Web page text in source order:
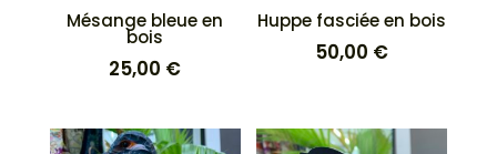
Mésange bleue en
bois
25,00 €
Huppe fasciée en bois
50,00 €